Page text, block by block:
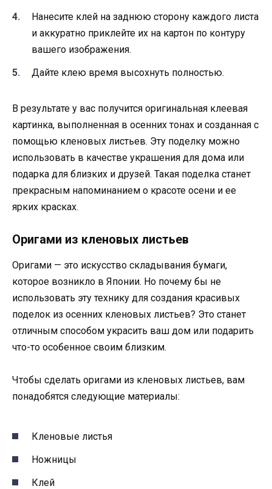
Нанесите клей на заднюю сторону каждого листа
и аккуратно приклейте их на картон по контуру
вашего изображения.
Дайте клею время высохнуть полностью.
В результате у вас получится оригинальная клеевая
картинка, выполненная в осенних тонах и созданная с
помощью кленовых листьев. Эту поделку можно
использовать в качестве украшения для дома или
подарка для близких и друзей. Такая поделка станет
прекрасным напоминанием о красоте осени и ее
ярких красках.
Оригами из кленовых листьев
Оригами — это искусство складывания бумаги,
которое возникло в Японии. Но почему бы не
использовать эту технику для создания красивых
поделок из осенних кленовых листьев? Это станет
отличным способом украсить ваш дом или подарить
что-то особенное своим близким.
Чтобы сделать оригами из кленовых листьев, вам
понадобятся следующие материалы:
Кленовые листья
Ножницы
Клей